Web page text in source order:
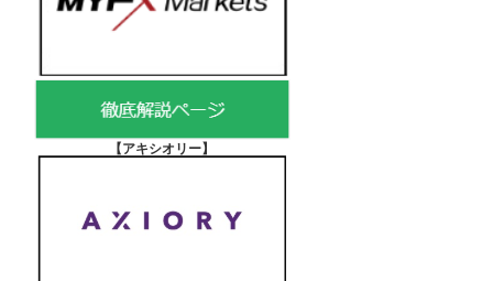
【アキシオリー】